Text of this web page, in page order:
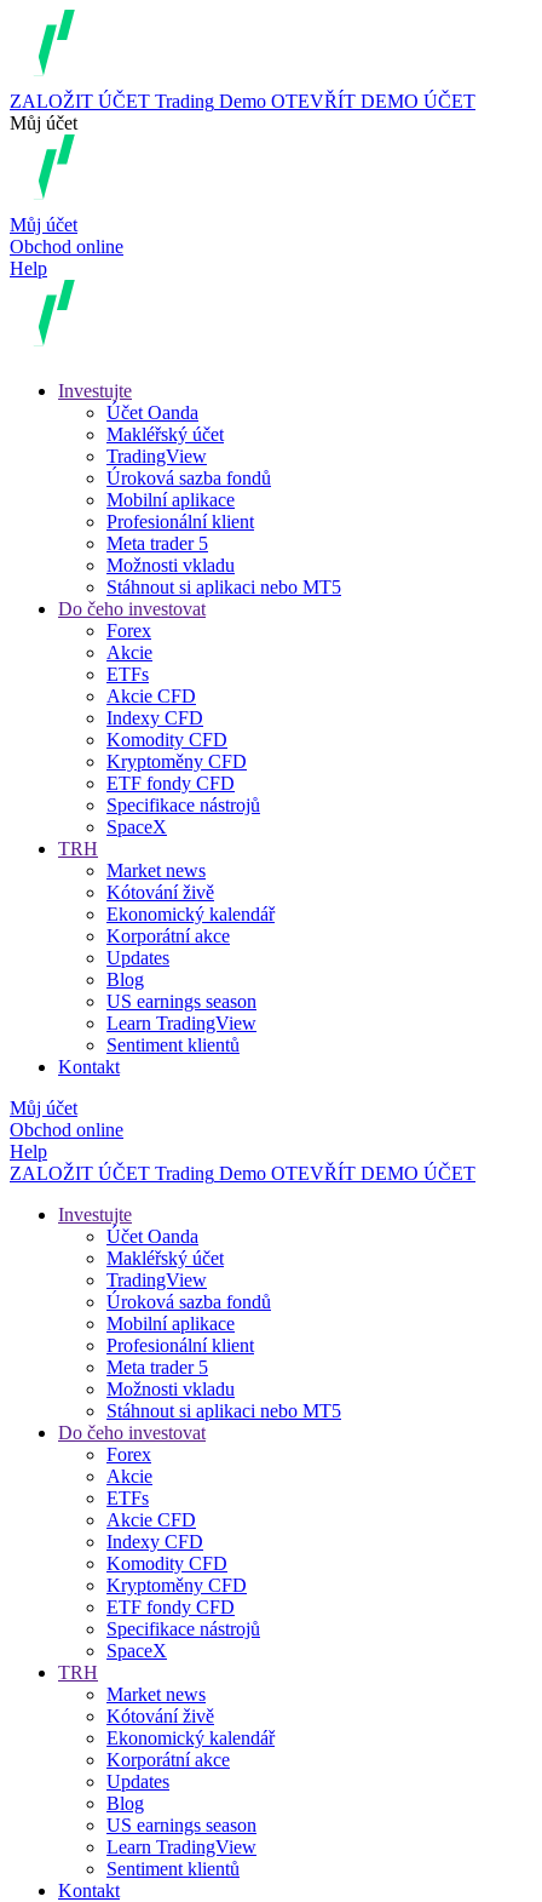
ZALOŽIT ÚČET Trading Demo OTEVŘÍT DEMO ÚČET
Můj účet
Můj účet
Obchod online
Help
Investujte
Účet Oanda
Makléřský účet
TradingView
Úroková sazba fondů
Mobilní aplikace
Profesionální klient
Meta trader 5
Možnosti vkladu
Stáhnout si aplikaci nebo MT5
Do čeho investovat
Forex
Akcie
ETFs
Akcie CFD
Indexy CFD
Komodity CFD
Kryptoměny CFD
ETF fondy CFD
Specifikace nástrojů
SpaceX
TRH
Market news
Kótování živě
Ekonomický kalendář
Korporátní akce
Updates
Blog
US earnings season
Learn TradingView
Sentiment klientů
Kontakt
Můj účet
Obchod online
Help
ZALOŽIT ÚČET Trading Demo OTEVŘÍT DEMO ÚČET
Investujte
Účet Oanda
Makléřský účet
TradingView
Úroková sazba fondů
Mobilní aplikace
Profesionální klient
Meta trader 5
Možnosti vkladu
Stáhnout si aplikaci nebo MT5
Do čeho investovat
Forex
Akcie
ETFs
Akcie CFD
Indexy CFD
Komodity CFD
Kryptoměny CFD
ETF fondy CFD
Specifikace nástrojů
SpaceX
TRH
Market news
Kótování živě
Ekonomický kalendář
Korporátní akce
Updates
Blog
US earnings season
Learn TradingView
Sentiment klientů
Kontakt